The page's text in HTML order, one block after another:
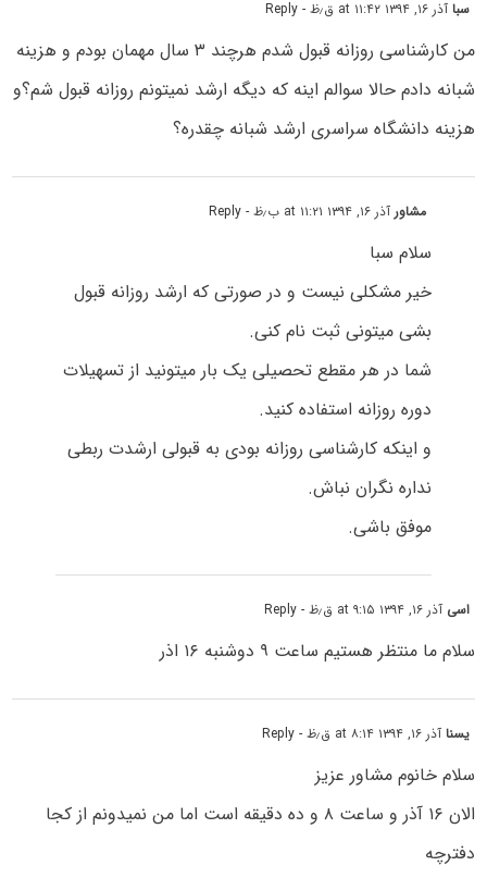
سباآذر ۱۶, ۱۳۹۴ at ۱۱:۴۲ ق٫ظ - Reply
من کارشناسی روزانه قبول شدم هرچند ۳ سال مهمان بودم و هزینه
شبانه دادم حالا سوالم اینه که دیگه ارشد نمیتونم روزانه قبول شم؟و
هزینه دانشگاه سراسری ارشد شبانه چقدره؟
مشاورآذر ۱۶, ۱۳۹۴ at ۱۱:۲۱ ب٫ظ - Reply
سلام سبا
خیر مشکلی نیست و در صورتی که ارشد روزانه قبول
بشی میتونی ثبت نام کنی.
شما در هر مقطع تحصیلی یک بار میتونید از تسهیلات
دوره روزانه استفاده کنید.
و اینکه کارشناسی روزانه بودی به قبولی ارشدت ربطی
نداره نگران نباش.
موفق باشی.
اسی آذر ۱۶, ۱۳۹۴ at ۹:۱۵ ق٫ظ - Reply
سلام ما منتظر هستیم ساعت ۹ دوشنبه ۱۶ اذر
یسناآذر ۱۶, ۱۳۹۴ at ۸:۱۴ ق٫ظ - Reply
سلام خانوم مشاور عزیز
الان ۱۶ آذر و ساعت ۸ و ده دقیقه است اما من نمیدونم از کجا
دفترچه